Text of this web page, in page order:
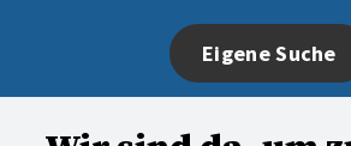
Eigene Suche